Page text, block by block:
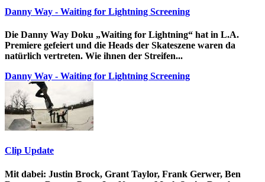
Danny Way - Waiting for Lightning Screening
Die Danny Way Doku „Waiting for Lightning“ hat in L.A.
Premiere gefeiert und die Heads der Skateszene waren da
natürlich vertreten. Wie ihnen der Streifen...
Danny Way - Waiting for Lightning Screening
Clip Update
Mit dabei: Justin Brock, Grant Taylor, Frank Gerwer, Ben